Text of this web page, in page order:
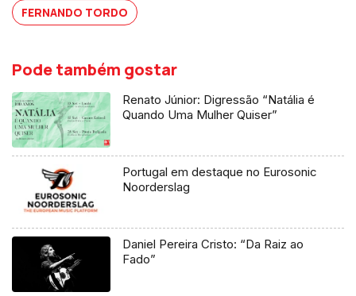
FERNANDO TORDO
Pode também gostar
Renato Júnior: Digressão “Natália é
Quando Uma Mulher Quiser”
Portugal em destaque no Eurosonic
Noorderslag
Daniel Pereira Cristo: “Da Raiz ao
Fado”